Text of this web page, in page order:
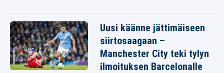
Uusi käänne jättimäiseen
siirtosaagaan –
Manchester City teki tylyn
ilmoituksen Barcelonalle